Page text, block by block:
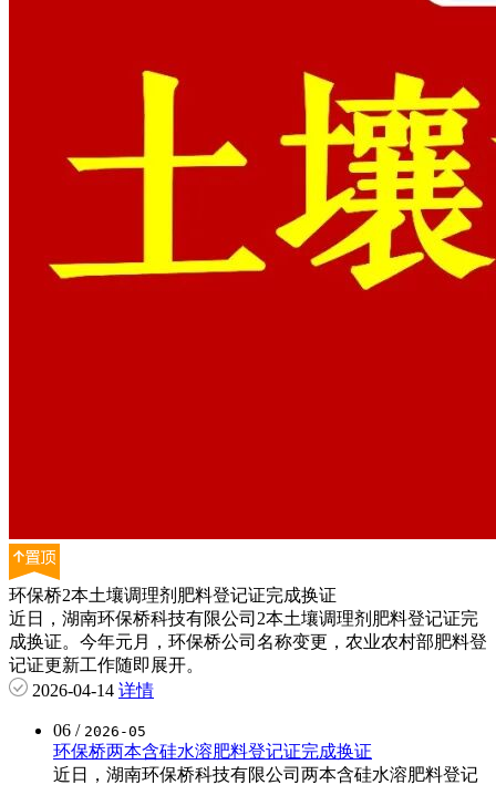
环保桥2本土壤调理剂肥料登记证完成换证
近日，湖南环保桥科技有限公司2本土壤调理剂肥料登记证完
成换证。今年元月，环保桥公司名称变更，农业农村部肥料登
记证更新工作随即展开。
2026-04-14 详情
06 / 2026-05
环保桥两本含硅水溶肥料登记证完成换证
近日，湖南环保桥科技有限公司两本含硅水溶肥料登记